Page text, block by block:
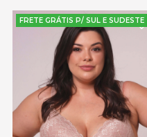
FRETE GRÁTIS P/ SUL E SUDESTE